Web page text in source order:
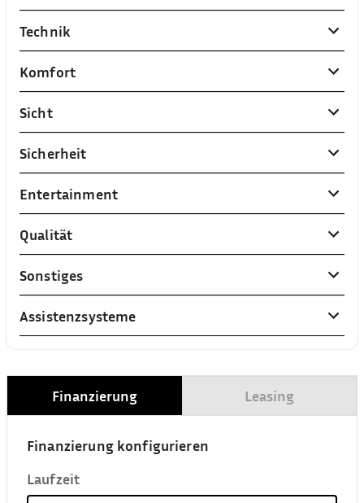
Technik
Komfort
Sicht
Sicherheit
Entertainment
Qualität
Sonstiges
Assistenzsysteme
Finanzierung Leasing
Finanzierung konfigurieren
Laufzeit